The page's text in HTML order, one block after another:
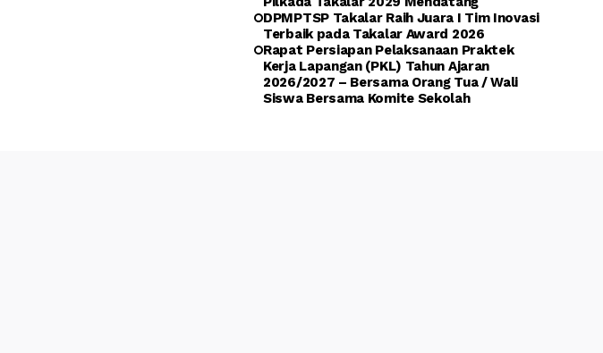
DPMPTSP Takalar Raih Juara I Tim Inovasi
Terbaik pada Takalar Award 2026
Rapat Persiapan Pelaksanaan Praktek
Kerja Lapangan (PKL) Tahun Ajaran
2026/2027 – Bersama Orang Tua / Wali
Siswa Bersama Komite Sekolah